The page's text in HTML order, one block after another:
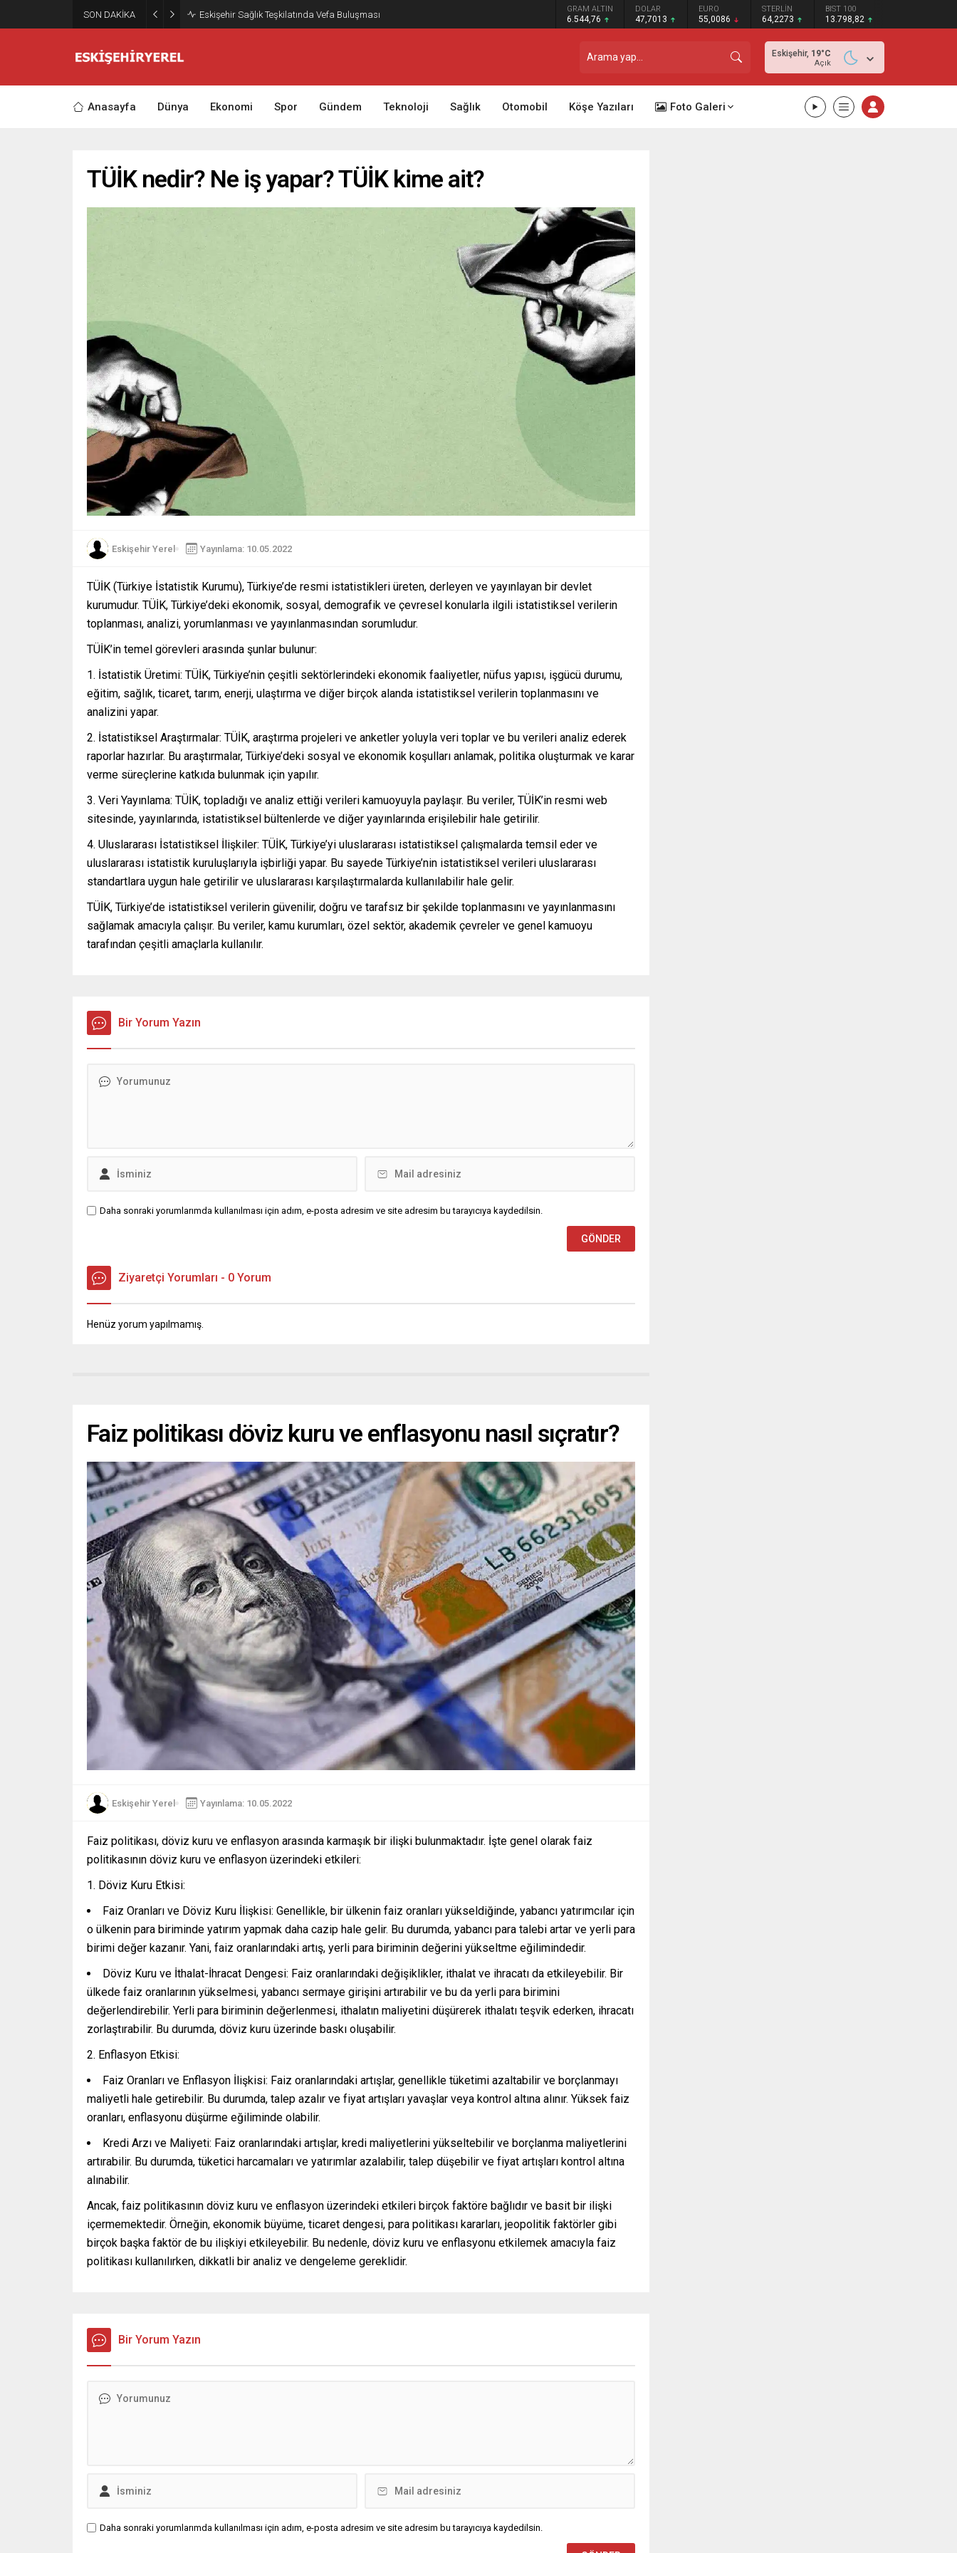
SON DAKİKA Eskişehir Sağlık Teşkilatında Vefa Buluşması GRAM ALTIN
6.544,76
DOLAR
47,7013
EURO
55,0086
STERLİN
64,2273
BIST 100
13.798,82
Eskişehir, 19°C
Açık
Anasayfa Dünya Ekonomi Spor Gündem Teknoloji Sağlık Otomobil Köşe Yazıları Foto Galeri
TÜİK nedir? Ne iş yapar? TÜİK kime ait?
Eskişehir Yerel Yayınlama: 10.05.2022
TÜİK (Türkiye İstatistik Kurumu), Türkiye’de resmi istatistikleri üreten, derleyen ve yayınlayan bir devlet
kurumudur. TÜİK, Türkiye’deki ekonomik, sosyal, demografik ve çevresel konularla ilgili istatistiksel verilerin
toplanması, analizi, yorumlanması ve yayınlanmasından sorumludur.
TÜİK’in temel görevleri arasında şunlar bulunur:
İstatistik Üretimi: TÜİK, Türkiye’nin çeşitli sektörlerindeki ekonomik faaliyetler, nüfus yapısı, işgücü durumu,
eğitim, sağlık, ticaret, tarım, enerji, ulaştırma ve diğer birçok alanda istatistiksel verilerin toplanmasını ve
analizini yapar.
İstatistiksel Araştırmalar: TÜİK, araştırma projeleri ve anketler yoluyla veri toplar ve bu verileri analiz ederek
raporlar hazırlar. Bu araştırmalar, Türkiye’deki sosyal ve ekonomik koşulları anlamak, politika oluşturmak ve karar
verme süreçlerine katkıda bulunmak için yapılır.
Veri Yayınlama: TÜİK, topladığı ve analiz ettiği verileri kamuoyuyla paylaşır. Bu veriler, TÜİK’in resmi web
sitesinde, yayınlarında, istatistiksel bültenlerde ve diğer yayınlarında erişilebilir hale getirilir.
Uluslararası İstatistiksel İlişkiler: TÜİK, Türkiye’yi uluslararası istatistiksel çalışmalarda temsil eder ve
uluslararası istatistik kuruluşlarıyla işbirliği yapar. Bu sayede Türkiye’nin istatistiksel verileri uluslararası
standartlara uygun hale getirilir ve uluslararası karşılaştırmalarda kullanılabilir hale gelir.
TÜİK, Türkiye’de istatistiksel verilerin güvenilir, doğru ve tarafsız bir şekilde toplanmasını ve yayınlanmasını
sağlamak amacıyla çalışır. Bu veriler, kamu kurumları, özel sektör, akademik çevreler ve genel kamuoyu
tarafından çeşitli amaçlarla kullanılır.
Bir Yorum Yazın
Daha sonraki yorumlarımda kullanılması için adım, e-posta adresim ve site adresim bu tarayıcıya kaydedilsin.
Ziyaretçi Yorumları - 0 Yorum
Henüz yorum yapılmamış.
Faiz politikası döviz kuru ve enflasyonu nasıl sıçratır?
Eskişehir Yerel Yayınlama: 10.05.2022
Faiz politikası, döviz kuru ve enflasyon arasında karmaşık bir ilişki bulunmaktadır. İşte genel olarak faiz
politikasının döviz kuru ve enflasyon üzerindeki etkileri:
Döviz Kuru Etkisi:
Faiz Oranları ve Döviz Kuru İlişkisi: Genellikle, bir ülkenin faiz oranları yükseldiğinde, yabancı yatırımcılar için
o ülkenin para biriminde yatırım yapmak daha cazip hale gelir. Bu durumda, yabancı para talebi artar ve yerli para
birimi değer kazanır. Yani, faiz oranlarındaki artış, yerli para biriminin değerini yükseltme eğilimindedir.
Döviz Kuru ve İthalat-İhracat Dengesi: Faiz oranlarındaki değişiklikler, ithalat ve ihracatı da etkileyebilir. Bir
ülkede faiz oranlarının yükselmesi, yabancı sermaye girişini artırabilir ve bu da yerli para birimini
değerlendirebilir. Yerli para biriminin değerlenmesi, ithalatın maliyetini düşürerek ithalatı teşvik ederken, ihracatı
zorlaştırabilir. Bu durumda, döviz kuru üzerinde baskı oluşabilir.
Enflasyon Etkisi:
Faiz Oranları ve Enflasyon İlişkisi: Faiz oranlarındaki artışlar, genellikle tüketimi azaltabilir ve borçlanmayı
maliyetli hale getirebilir. Bu durumda, talep azalır ve fiyat artışları yavaşlar veya kontrol altına alınır. Yüksek faiz
oranları, enflasyonu düşürme eğiliminde olabilir.
Kredi Arzı ve Maliyeti: Faiz oranlarındaki artışlar, kredi maliyetlerini yükseltebilir ve borçlanma maliyetlerini
artırabilir. Bu durumda, tüketici harcamaları ve yatırımlar azalabilir, talep düşebilir ve fiyat artışları kontrol altına
alınabilir.
Ancak, faiz politikasının döviz kuru ve enflasyon üzerindeki etkileri birçok faktöre bağlıdır ve basit bir ilişki
içermemektedir. Örneğin, ekonomik büyüme, ticaret dengesi, para politikası kararları, jeopolitik faktörler gibi
birçok başka faktör de bu ilişkiyi etkileyebilir. Bu nedenle, döviz kuru ve enflasyonu etkilemek amacıyla faiz
politikası kullanılırken, dikkatli bir analiz ve dengeleme gereklidir.
Bir Yorum Yazın
Daha sonraki yorumlarımda kullanılması için adım, e-posta adresim ve site adresim bu tarayıcıya kaydedilsin.